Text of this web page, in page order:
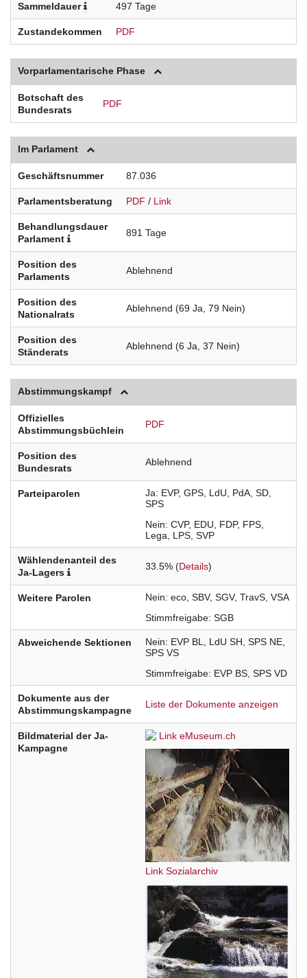
Sammeldauer 497 Tage
Zustandekommen PDF
Vorparlamentarische Phase
Botschaft des
Bundesrats
PDF
Im Parlament
Geschäftsnummer 87.036
Parlamentsberatung PDF / Link
Behandlungsdauer
Parlament
891 Tage
Position des
Parlaments
Ablehnend
Position des
Nationalrats
Ablehnend (69 Ja, 79 Nein)
Position des
Ständerats
Ablehnend (6 Ja, 37 Nein)
Abstimmungskampf
Offizielles
Abstimmungsbüchlein
PDF
Position des
Bundesrats
Ablehnend
Parteiparolen Ja EVP GPS LdU PdA SD
SPS
Nein CVP EDU FDP FPS
Lega
LPS SVP
Wählendenanteil des
Ja-Lagers
33.5% (Details)
Weitere Parolen Nein eco SBV SGV TravS VSA
Stimmfreigabe SGB
Abweichende Sektionen Nein EVP BL LdU SH SPS NE
SPS VS
Stimmfreigabe EVP BS SPS VD
Dokumente aus der
Abstimmungskampagne
Liste der Dokumente anzeigen
Bildmaterial der Ja-
Kampagne
Link eMuseum.ch
Link Sozialarchiv